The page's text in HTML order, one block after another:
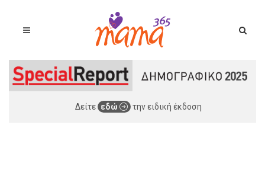
Δείτε εδώ την ειδική έκδοση